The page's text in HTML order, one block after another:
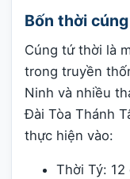
Bốn thời
Cúng tứ thời là
trong truyền
Ninh và nhiều
Đài Tòa Thánh
thực hiện vào:
Thời Tý: 12